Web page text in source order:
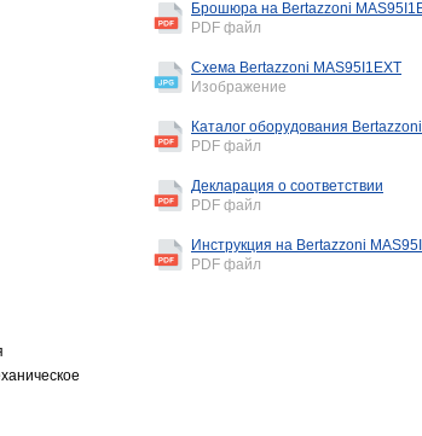
Брошюра на Bertazzoni
PDF файл
Схема Bertazzoni MAS95I1EXT
Изображение
Каталог оборудования
PDF файл
Декларация о соответствии
PDF файл
Инструкция на Bertazzoni
PDF файл